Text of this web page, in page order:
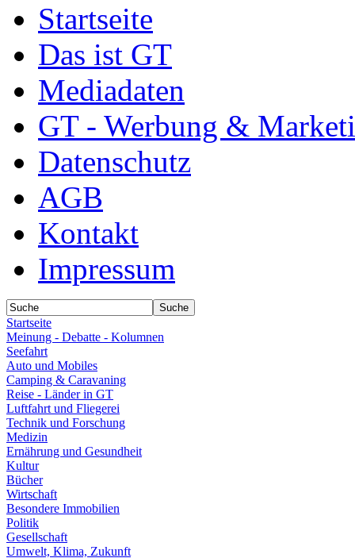
Startseite
Das ist GT
Mediadaten
GT - Werbung &
Datenschutz
AGB
Kontakt
Impressum
Startseite
Meinung - Debatte - Kolumnen
Seefahrt
Auto und Mobiles
Camping & Caravaning
Reise - Länder in GT
Luftfahrt und Fliegerei
Technik und Forschung
Medizin
Ernährung und Gesundheit
Kultur
Bücher
Wirtschaft
Besondere Immobilien
Politik
Gesellschaft
Umwelt, Klima, Zukunft